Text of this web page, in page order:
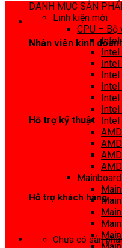
Nhân viên kinh
Hỗ trợ kỹ thuật
Hỗ trợ khách hàng
Chưa có sản
DANH MỤC SẢN
Linh kiện mới
CPU – Bộ
Intel
Intel
Intel
Intel
Intel
Intel
Intel
Intel